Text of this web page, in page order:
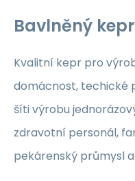
Bavlněný kepr
Kvalitní kepr pro
domácnost, techické
šíti výrobu
zdravotní personál,
pekárenský průmysl